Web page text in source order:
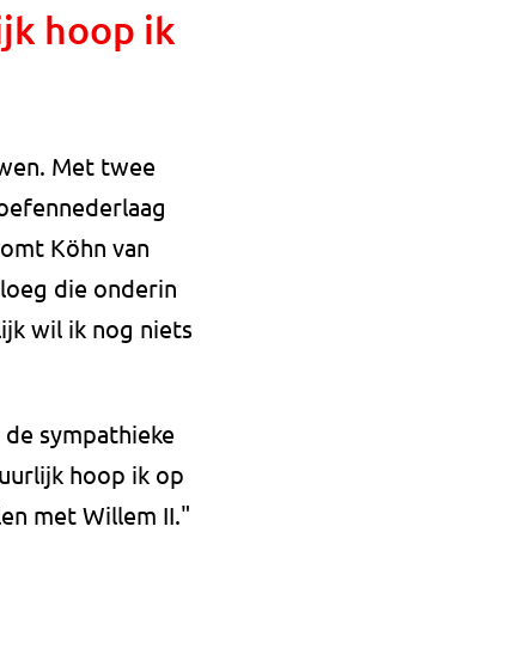
hoop ik
Met twee
Köhn van
die onderin
wil ik nog niets
sympathieke
hoop ik op
met Willem II."